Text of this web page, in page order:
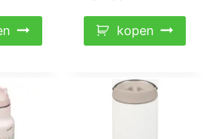
kopen